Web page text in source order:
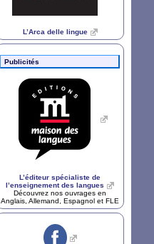
L’Arca delle lingue
Publicités
L’éditeur spécialiste de
l’enseignement des langues
Découvrez nos ouvrages en
Anglais, Allemand, Espagnol et FLE